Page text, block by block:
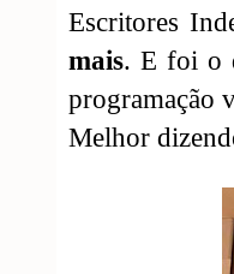
Escritores
mais. E foi o
programação
Melhor